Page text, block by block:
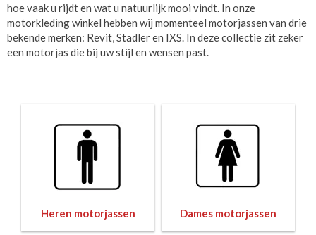
hoe vaak u rijdt en wat u natuurlijk mooi vindt. In onze
motorkleding winkel hebben wij momenteel motorjassen van drie
bekende merken: Revit, Stadler en IXS. In deze collectie zit zeker
een motorjas die bij uw stijl en wensen past.
Heren motorjassen Dames motorjassen